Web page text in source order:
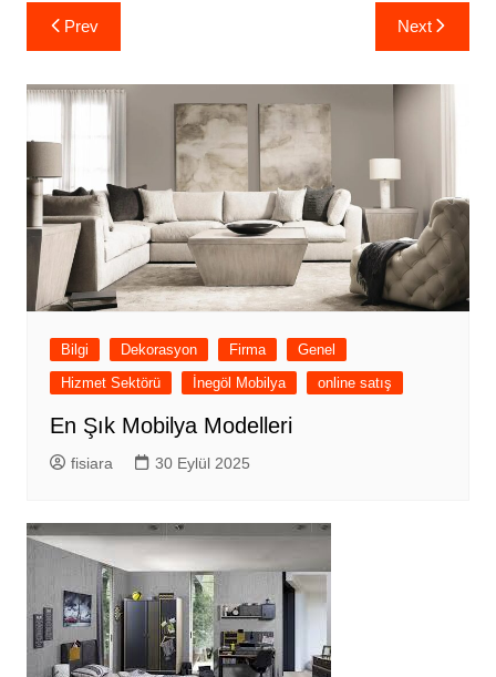
Yazı
gezinmesi
Prev Next
Bilgi Dekorasyon Firma
Genel
Hizmet Sektörü
İnegöl Mobilya online satış
En Şık Mobilya Modelleri
fisiara 30 Eylül 2025